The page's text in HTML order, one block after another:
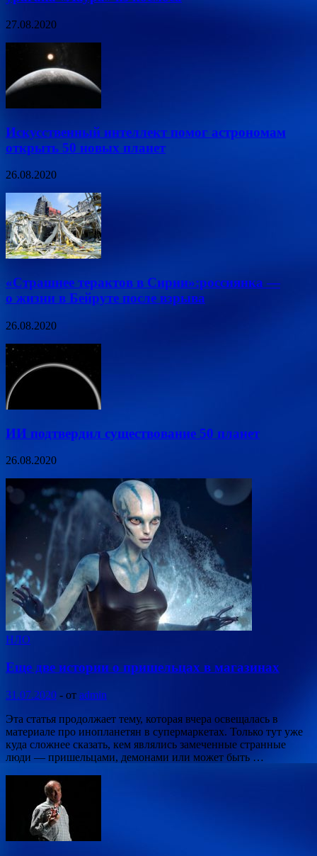
27.08.2020
Искусственный интеллект помог астрономам
открыть 50 новых планет
26.08.2020
«Страшнее терактов в Сирии»:россиянка —
о жизни в Бейруте после взрыва
26.08.2020
ИИ подтвердил существование 50 планет
26.08.2020
НЛО
Еще две истории о пришельцах в магазинах
31.07.2020 - от admin
Эта статья продолжает тему, которая вчера освещалась в
материале про инопланетян в супермаркетах. Только тут уже
куда сложнее сказать, кем являлись замеченные странные
люди — пришельцами, демонами или может быть …